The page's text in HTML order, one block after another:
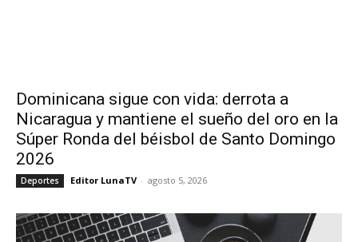
Dominicana sigue con vida: derrota a
Nicaragua y mantiene el sueño del oro en la
Súper Ronda del béisbol de Santo Domingo
2026
Deportes Editor LunaTV - agosto 5, 2026